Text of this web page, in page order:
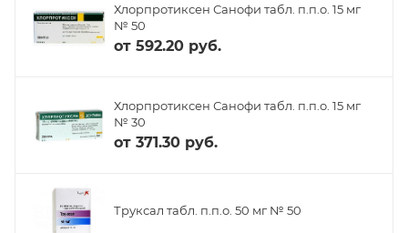
Хлорпротиксен Санофи табл. п.п.о. 15 мг
№ 50
от 592.20 руб.
Хлорпротиксен Санофи табл. п.п.о. 15 мг
№ 30
от 371.30 руб.
Труксал табл. п.п.о. 50 мг № 50